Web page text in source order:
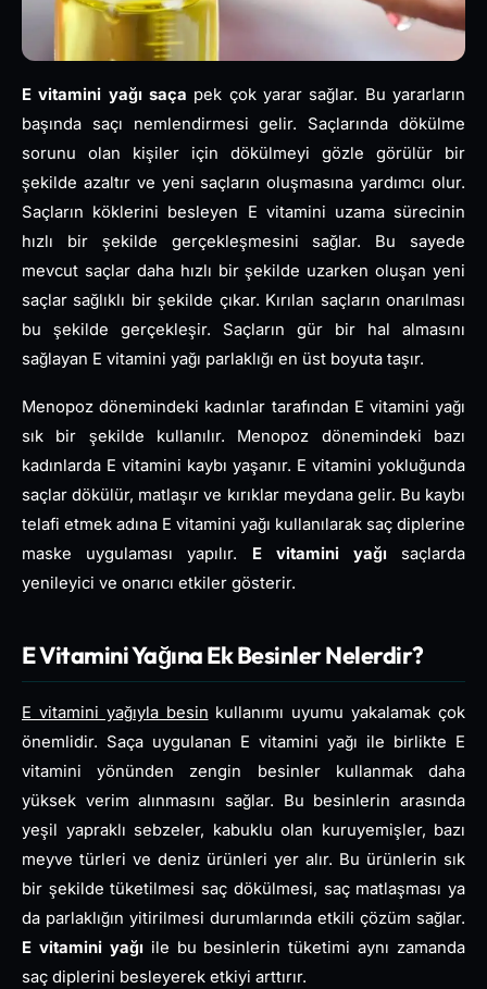
E vitamini yağı saça pek çok yarar sağlar. Bu yararların
başında saçı nemlendirmesi gelir. Saçlarında dökülme
sorunu olan kişiler için dökülmeyi gözle görülür bir
şekilde azaltır ve yeni saçların oluşmasına yardımcı olur.
Saçların köklerini besleyen E vitamini uzama sürecinin
hızlı bir şekilde gerçekleşmesini sağlar. Bu sayede
mevcut saçlar daha hızlı bir şekilde uzarken oluşan yeni
saçlar sağlıklı bir şekilde çıkar. Kırılan saçların onarılması
bu şekilde gerçekleşir. Saçların gür bir hal almasını
sağlayan E vitamini yağı parlaklığı en üst boyuta taşır.
Menopoz dönemindeki kadınlar tarafından E vitamini yağı
sık bir şekilde kullanılır. Menopoz dönemindeki bazı
kadınlarda E vitamini kaybı yaşanır. E vitamini yokluğunda
saçlar dökülür, matlaşır ve kırıklar meydana gelir. Bu kaybı
telafi etmek adına E vitamini yağı kullanılarak saç diplerine
maske uygulaması yapılır. E vitamini yağı saçlarda
yenileyici ve onarıcı etkiler gösterir.
E Vitamini Yağına Ek Besinler Nelerdir?
E vitamini yağıyla besin kullanımı uyumu yakalamak çok
önemlidir. Saça uygulanan E vitamini yağı ile birlikte E
vitamini yönünden zengin besinler kullanmak daha
yüksek verim alınmasını sağlar. Bu besinlerin arasında
yeşil yapraklı sebzeler, kabuklu olan kuruyemişler, bazı
meyve türleri ve deniz ürünleri yer alır. Bu ürünlerin sık
bir şekilde tüketilmesi saç dökülmesi, saç matlaşması ya
da parlaklığın yitirilmesi durumlarında etkili çözüm sağlar.
E vitamini yağı ile bu besinlerin tüketimi aynı zamanda
saç diplerini besleyerek etkiyi arttırır.